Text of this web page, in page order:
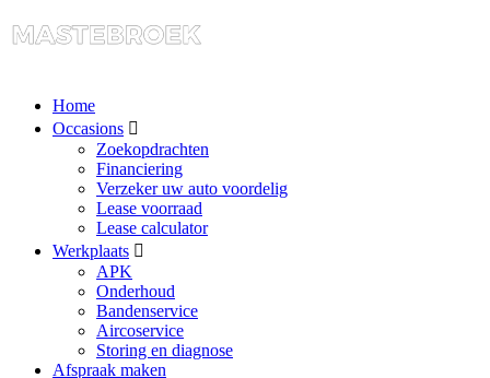
Home
Occasions
Zoekopdrachten
Financiering
Verzeker uw auto voordelig
Lease voorraad
Lease calculator
Werkplaats
APK
Onderhoud
Bandenservice
Aircoservice
Storing en diagnose
Afspraak maken